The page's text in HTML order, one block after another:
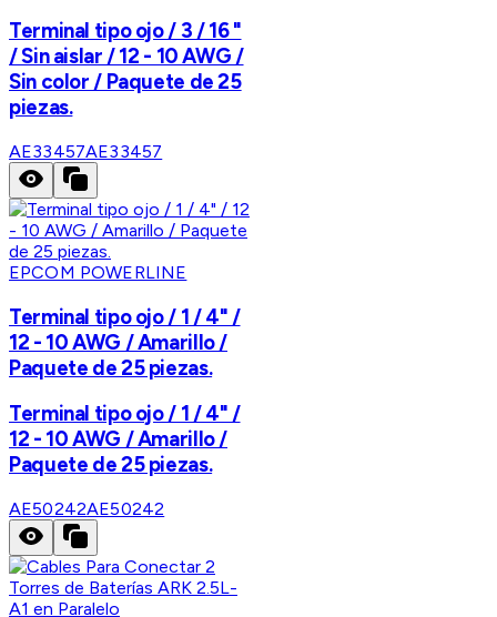
Terminal tipo ojo / 3 / 16 "
/ Sin aislar / 12 - 10 AWG /
Sin color / Paquete de 25
piezas.
AE33457AE33457
EPCOM POWERLINE
Terminal tipo ojo / 1 / 4" /
12 - 10 AWG / Amarillo /
Paquete de 25 piezas.
Terminal tipo ojo / 1 / 4" /
12 - 10 AWG / Amarillo /
Paquete de 25 piezas.
AE50242AE50242